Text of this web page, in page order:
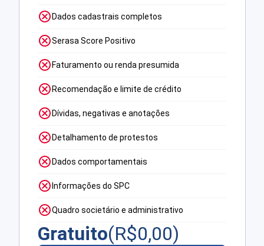
Dados cadastrais completos
Serasa Score Positivo
Faturamento ou renda presumida
Recomendação e limite de crédito
Dívidas, negativas e anotações
Detalhamento de protestos
Dados comportamentais
Informações do SPC
Quadro societário e administrativo
Gratuito(R$0,00)